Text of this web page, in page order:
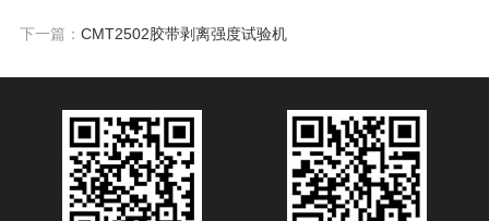
下一篇： CMT2502胶带剥离强度试验机